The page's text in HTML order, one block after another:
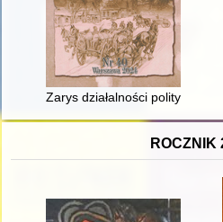
Zarys działalności politycznej
ROCZNIK